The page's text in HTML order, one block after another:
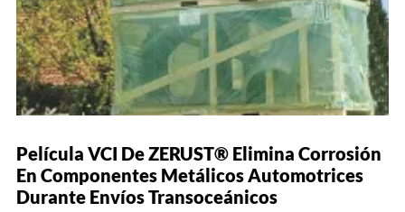
Película VCI De ZERUST® Elimina Corrosión
En Componentes Metálicos Automotrices
Durante Envíos Transoceánicos